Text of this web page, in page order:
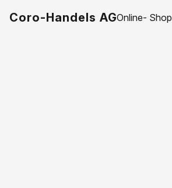
Coro-Handels AGOnline- Shop